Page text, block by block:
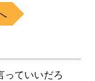
ていいだろ